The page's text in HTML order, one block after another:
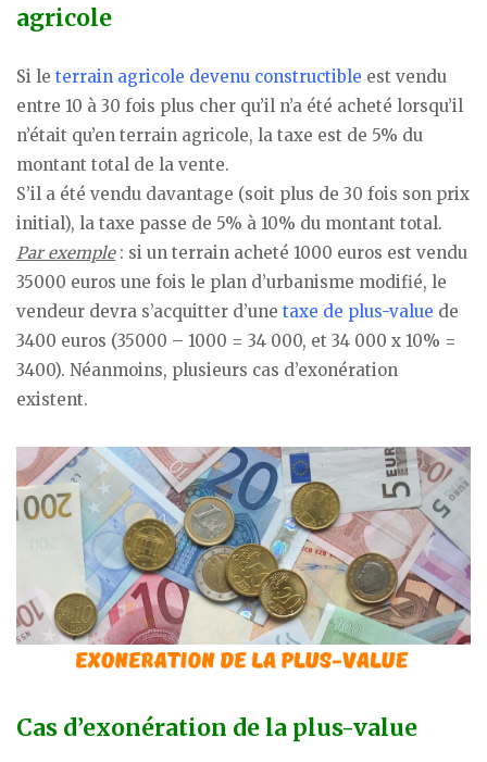
agricole
Si le terrain agricole devenu constructible est vendu
entre 10 à 30 fois plus cher qu’il n’a été acheté lorsqu’il
n’était qu’en terrain agricole, la taxe est de 5% du
montant total de la vente.
S’il a été vendu davantage (soit plus de 30 fois son prix
initial), la taxe passe de 5% à 10% du montant total.
Par exemple: si un terrain acheté 1000 euros est vendu
35000 euros une fois le plan d’urbanisme modifié, le
vendeur devra s’acquitter d’une taxe de plus-value de
3400 euros (35000 – 1000 = 34 000, et 34 000 x 10% =
3400). Néanmoins, plusieurs cas d’exonération
existent.
Cas d’exonération de la plus-value